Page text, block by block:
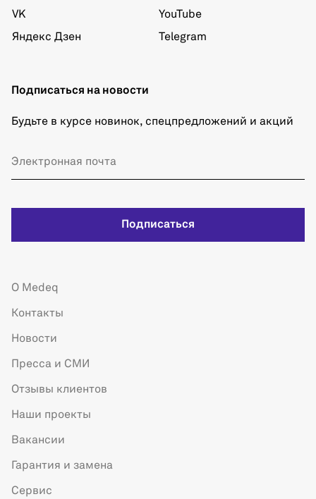
VK
Яндекс Дзен
YouTube
Telegram
Подписаться на новости
Будьте в курсе новинок, спецпредложений и акций
Подписаться
О Medeq
Контакты
Новости
Пресса и СМИ
Отзывы клиентов
Наши проекты
Вакансии
Гарантия и замена
Сервис